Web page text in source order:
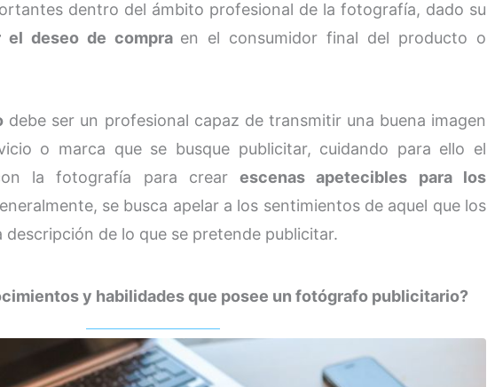
dentro del ámbito profesional de la fotografía, dado su
el deseo de compra en el consumidor final del producto o
debe ser un profesional capaz de transmitir una buena imagen
o marca que se busque publicitar, cuidando para ello el
la fotografía para crearescenas apetecibles para los
se busca apelar a los sentimientos de aquel que los
descripción de lo que se pretende publicitar.
y habilidades que posee un fotógrafo publicitario?